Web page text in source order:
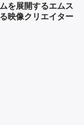
を展開するエムス
映像クリエイター